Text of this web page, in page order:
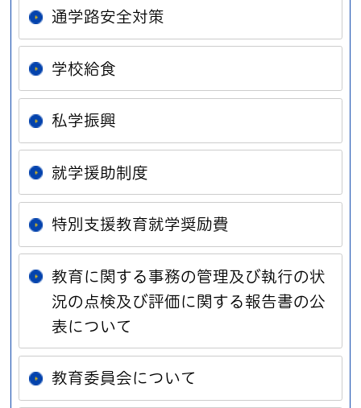
通学路安全対策
学校給食
私学振興
就学援助制度
特別支援教育就学奨励費
教育に関する事務の管理及び執行の状
況の点検及び評価に関する報告書の公
表について
教育委員会について